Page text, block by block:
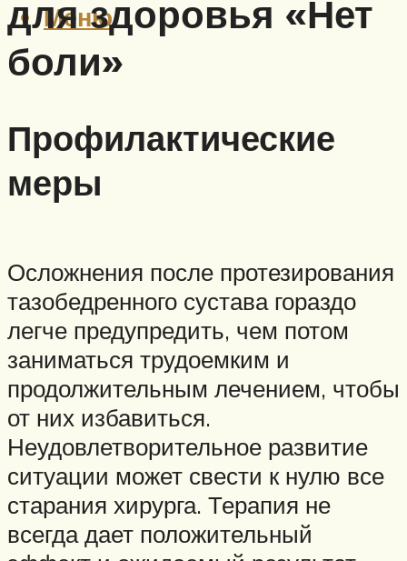
Меню
для здоровья «Нет
боли»
Профилактические
меры
Осложнения после протезирования
тазобедренного сустава гораздо
легче предупредить, чем потом
заниматься трудоемким и
продолжительным лечением, чтобы
от них избавиться.
Неудовлетворительное развитие
ситуации может свести к нулю все
старания хирурга. Терапия не
всегда дает положительный